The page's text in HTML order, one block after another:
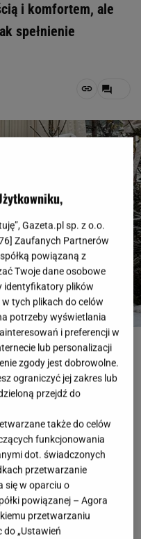
i komfortem, ale
spełnienie
(3)
Wystarczy jeden
cały twój look i
pochmurny
Roxy - ciepłe,
. Ten model
być nie tylko
dziewczęce.
Gazeta.pl sp. z o.o.
] Zaufanych Partnerów
powiązaną z
Twoje dane osobowe
identyfikatory plików
tych plikach do celów
potrzeby wyświetlania
i preferencji w
lub personalizacji
zgody jest dobrowolne.
ograniczyć jej zakres lub
przejdź do
także do celów
funkcjonowania
dot. świadczonych
przetwarzanie
się w oparciu o
powiązanej – Agora
przetwarzaniu
do „Ustawień